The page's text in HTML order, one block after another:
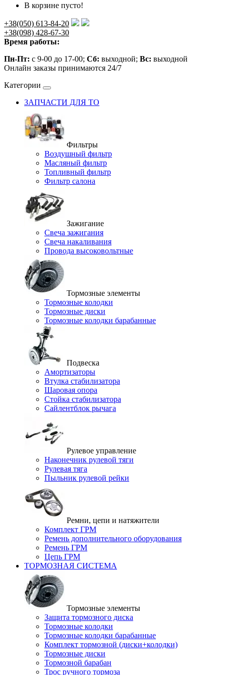
В корзине пусто!
+38(050) 613-84-20
+38(098) 428-67-30
Время работы:
Пн-Пт: с 9-00 до 17-00; Сб: выходной; Вс: выходной
Онлайн заказы принимаются 24/7
Категории
ЗАПЧАСТИ ДЛЯ ТО
Фильтры
Воздушный фильтр
Масляный фильтр
Топливный фильтр
Фильтр салона
Зажигание
Свеча зажигания
Свеча накаливания
Провода высоковольтные
Тормозные элементы
Тормозные колодки
Тормозные диски
Тормозные колодки барабанные
Подвеска
Амортизаторы
Втулка стабилизатора
Шаровая опора
Стойка стабилизатора
Сайлентблок рычага
Рулевое управление
Наконечник рулевой тяги
Рулевая тяга
Пыльник рулевой рейки
Ремни, цепи и натяжители
Комплект ГРМ
Ремень дополнительного оборудования
Ремень ГРМ
Цепь ГРМ
ТОРМОЗНАЯ СИСТЕМА
Тормозные элементы
Защита тормозного диска
Тормозные колодки
Тормозные колодки барабанные
Комплект тормозной (диски+колодки)
Тормозные диски
Тормозной барабан
Трос ручного тормоза